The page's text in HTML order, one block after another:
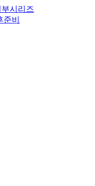
부시리즈
준비